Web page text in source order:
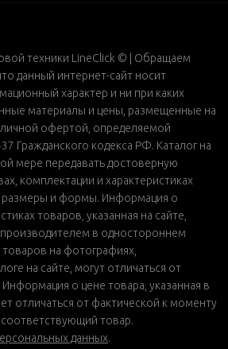
техники LineClick © | Обращаем
данный интернет-сайт носит
характер и ни при каких
материалы и цены, размещенные на
офертой, определяемой
Гражданского кодекса РФ. Каталог на
мере передавать достоверную
комплектации и характеристиках
размеры и формы. Информация о
товаров, указанная на сайте,
в одностороннем
на фотографиях,
на сайте, могут отличаться от
о цене товара, указанная в
отличаться от фактической к моменту
товар.
данных.